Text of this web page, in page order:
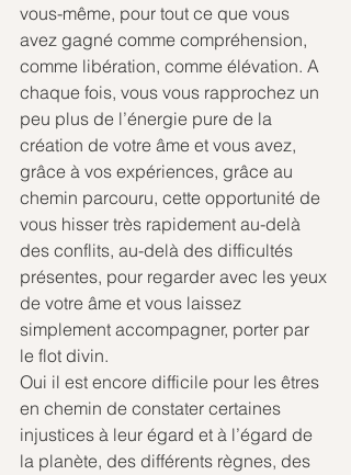
vous-même, pour tout ce que vous
avez gagné comme compréhension,
comme libération, comme élévation. A
chaque fois, vous vous rapprochez un
peu plus de l’énergie pure de la
création de votre âme et vous avez,
grâce à vos expériences, grâce au
chemin parcouru, cette opportunité de
vous hisser très rapidement au-delà
des conflits, au-delà des difficultés
présentes, pour regarder avec les yeux
de votre âme et vous laissez
simplement accompagner, porter par
le flot divin.
Oui il est encore difficile pour les êtres
en chemin de constater certaines
injustices à leur égard et à l’égard de
la planète, des différents règnes, des